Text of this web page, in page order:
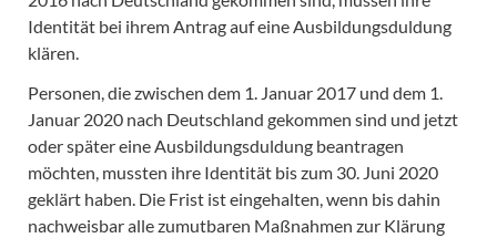
Identität bei ihrem Antrag auf eine Ausbildungsduldung
klären.
Personen, die zwischen dem 1. Januar 2017 und dem 1.
Januar 2020 nach Deutschland gekommen sind und jetzt
oder später eine Ausbildungsduldung beantragen
möchten, mussten ihre Identität bis zum 30. Juni 2020
geklärt haben. Die Frist ist eingehalten, wenn bis dahin
nachweisbar alle zumutbaren Maßnahmen zur Klärung